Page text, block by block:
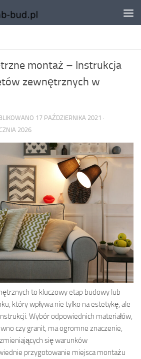
montaż – Instrukcja
zewnętrznych w
17 PAŹDZIERNIKA 2021 ·
2026
to kluczowy etap budowy lub
który wpływa nie tylko na estetykę, ale
Wybór odpowiednich materiałów,
czy granit, ma ogromne znaczenie,
się warunków
przygotowanie miejsca montażu